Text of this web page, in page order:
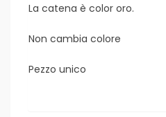
La catena è color oro.
Non cambia colore
Pezzo unico